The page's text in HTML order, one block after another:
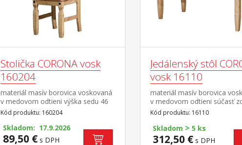
Stolička CORONA vosk
160204
materiál masív borovica voskovaná
v medovom odtieni výška sedu 46
cm súčasť zostavy Corona
Kód produktu: 160204
Skladom: 17.9.2026
89,50 €s DPH
Jedálenský stôl
vosk 16110
materiál masív borovica
v medovom odtieni súčasť
Corona
Kód produktu: 16110
Skladom > 5 ks
312,50 € s DPH